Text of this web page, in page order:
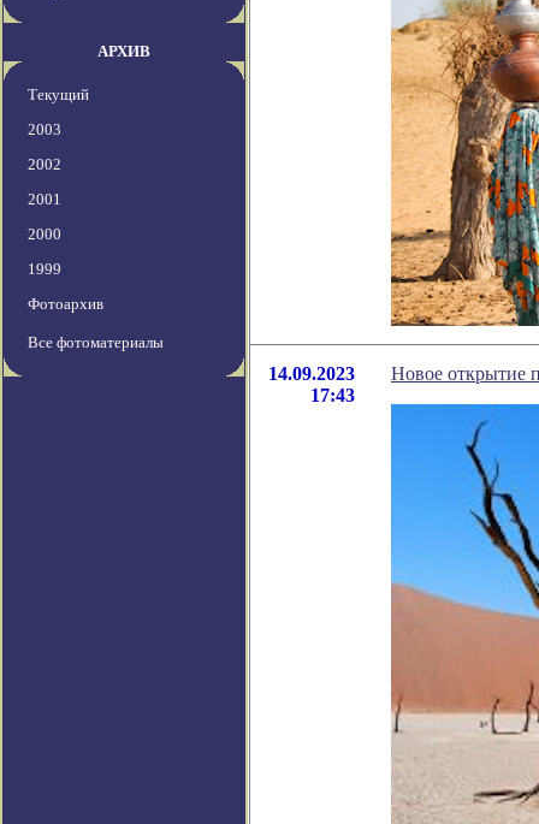
АРХИВ
Текущий
2003
2002
2001
2000
1999
Фотоархив
Все фотоматериалы
14.09.2023
17:43
Новое открытие